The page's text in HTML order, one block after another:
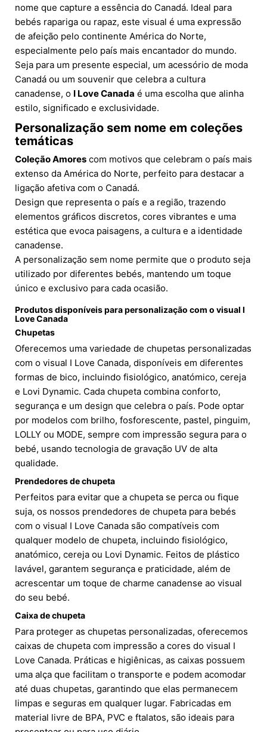
nome que capture a essência do Canadá. Ideal para
bebés rapariga ou rapaz, este visual é uma expressão
de afeição pelo continente América do Norte,
especialmente pelo país mais encantador do mundo.
Seja para um presente especial, um acessório de moda
Canadá ou um souvenir que celebra a cultura
canadense, o I Love Canada é uma escolha que alinha
estilo, significado e exclusividade.
Personalização sem nome em coleções
temáticas
Coleção Amores com motivos que celebram o país mais
extenso da América do Norte, perfeito para destacar a
ligação afetiva com o Canadá.
Design que representa o país e a região, trazendo
elementos gráficos discretos, cores vibrantes e uma
estética que evoca paisagens, a cultura e a identidade
canadense.
A personalização sem nome permite que o produto seja
utilizado por diferentes bebés, mantendo um toque
único e exclusivo para cada ocasião.
Produtos disponíveis para personalização com o visual I
Love Canada
Chupetas
Oferecemos uma variedade de chupetas personalizadas
com o visual I Love Canada, disponíveis em diferentes
formas de bico, incluindo fisiológico, anatómico, cereja
e Lovi Dynamic. Cada chupeta combina conforto,
segurança e um design que celebra o país. Pode optar
por modelos com brilho, fosforescente, pastel, pinguim,
LOLLY ou MODE, sempre com impressão segura para o
bebé, usando tecnologia de gravação UV de alta
qualidade.
Prendedores de chupeta
Perfeitos para evitar que a chupeta se perca ou fique
suja, os nossos prendedores de chupeta para bebés
com o visual I Love Canada são compatíveis com
qualquer modelo de chupeta, incluindo fisiológico,
anatómico, cereja ou Lovi Dynamic. Feitos de plástico
lavável, garantem segurança e praticidade, além de
acrescentar um toque de charme canadense ao visual
do seu bebé.
Caixa de chupeta
Para proteger as chupetas personalizadas, oferecemos
caixas de chupeta com impressão a cores do visual I
Love Canada. Práticas e higiênicas, as caixas possuem
uma alça que facilitam o transporte e podem acomodar
até duas chupetas, garantindo que elas permanecem
limpas e seguras em qualquer lugar. Fabricadas em
material livre de BPA, PVC e ftalatos, são ideais para